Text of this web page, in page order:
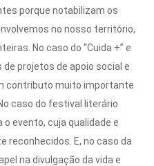
porque notabilizam os
no nosso território,
No caso do “Cuida +” e
de projetos de apoio social e
contributo muito importante
caso do festival literário
o evento, cuja qualidade e
reconhecidos. E, no caso da
na divulgação da vida e